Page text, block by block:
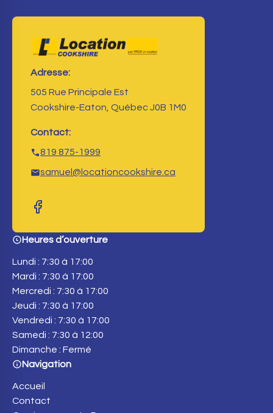
Adresse:
505 Rue Principale Est
Cookshire-Eaton, Québec J0B 1M0
Contact:
819 875-1999
samuel@locationcookshire.ca
Heures d’ouverture
Lundi : 7:30 à 17:00
Mardi : 7:30 à 17:00
Mercredi : 7:30 à 17:00
Jeudi : 7:30 à 17:00
Vendredi : 7:30 à 17:00
Samedi : 7:30 à 12:00
Dimanche : Fermé
Navigation
Accueil
Contact